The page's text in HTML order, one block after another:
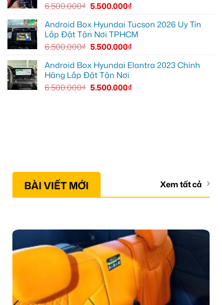
6.500.000₫ 5.500.000₫
Android Box Hyundai Tucson 2026 Uy Tín
Lắp Đặt Tận Nơi TPHCM
6.500.000₫ 5.500.000₫
Android Box Hyundai Elantra 2023 Chính
Hãng Lắp Đặt Tận Nơi
6.500.000₫ 5.500.000₫
BÀI VIẾT MỚI Xem tất cả